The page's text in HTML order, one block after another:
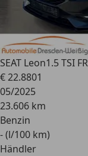
SEAT Leon1.5 TSI
€ 22.8801
05/2025
23.606 km
Benzin
- (l/100 km)
Händler